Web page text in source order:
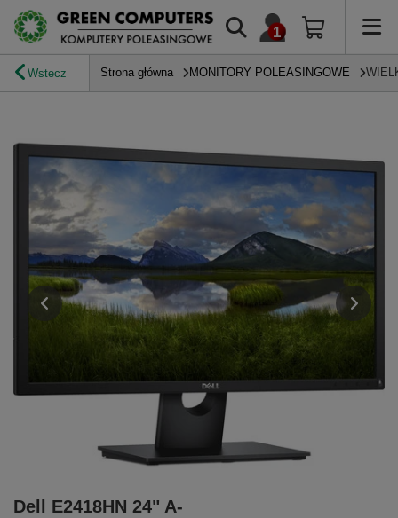
Wstecz Strona główna MONITORY POLEASINGOWE
Dell E2418HN 24" A-